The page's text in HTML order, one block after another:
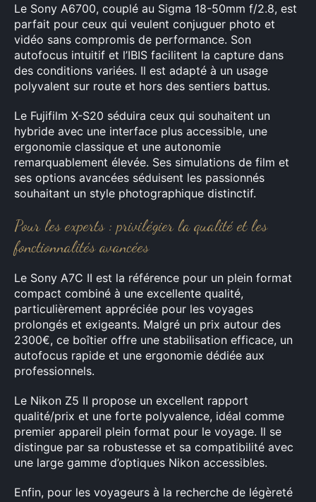
Le Sony A6700, couplé au Sigma 18-50mm f/2.8, est
parfait pour ceux qui veulent conjuguer photo et
vidéo sans compromis de performance. Son
autofocus intuitif et l’IBIS facilitent la capture dans
des conditions variées. Il est adapté à un usage
polyvalent sur route et hors des sentiers battus.
Le Fujifilm X-S20 séduira ceux qui souhaitent un
hybride avec une interface plus accessible, une
ergonomie classique et une autonomie
remarquablement élevée. Ses simulations de film et
ses options avancées séduisent les passionnés
souhaitant un style photographique distinctif.
Pour les experts : privilégier la qualité et les
fonctionnalités avancées
Le Sony A7C II est la référence pour un plein format
compact combiné à une excellente qualité,
particulièrement appréciée pour les voyages
prolongés et exigeants. Malgré un prix autour des
2300€, ce boîtier offre une stabilisation efficace, un
autofocus rapide et une ergonomie dédiée aux
professionnels.
Le Nikon Z5 II propose un excellent rapport
qualité/prix et une forte polyvalence, idéal comme
premier appareil plein format pour le voyage. Il se
distingue par sa robustesse et sa compatibilité avec
une large gamme d’optiques Nikon accessibles.
Enfin, pour les voyageurs à la recherche de légèreté